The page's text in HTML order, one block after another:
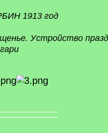
1913 год
Устройство